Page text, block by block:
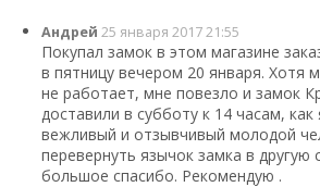
Андрей 25 января 2017 21:55
Покупал замок в этом магазине
в пятницу вечером 20 января. Хотя
не работает, мне повезло и замок
доставили в субботу к 14 часам, как
вежливый и отзывчивый молодой
перевернуть язычок замка в другую
большое спасибо. Рекомендую .